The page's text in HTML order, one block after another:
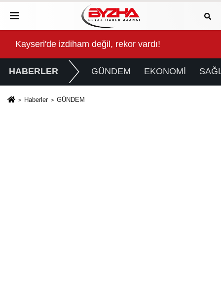
animasyon filmi oluyor
Kayseri'de izdiham değil, rekor vardı!
HABERLER GÜNDEM EKONOMİ
Haberler GÜNDEM